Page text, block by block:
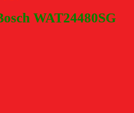
WAT24480SG